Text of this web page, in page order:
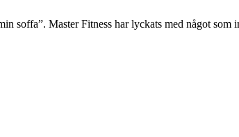
soffa”. Master Fitness har lyckats med något som